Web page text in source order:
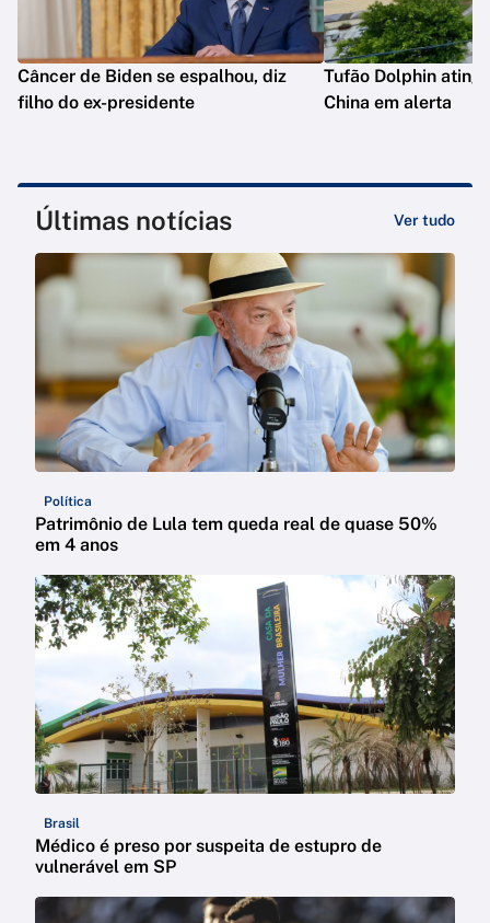
Câncer de Biden se espalhou, diz
filho do ex-presidente
Tufão Dolphin
China em alerta
Últimas notícias Ver tudo
Política
Patrimônio de Lula tem queda real de quase 50%
em 4 anos
Brasil
Médico é preso por suspeita de estupro de
vulnerável em SP